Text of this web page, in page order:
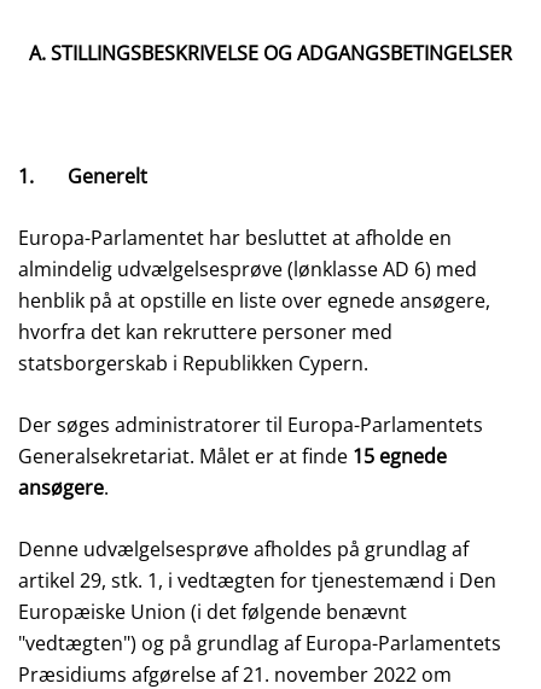
A. STILLINGSBESKRIVELSE OG ADGANGSBETINGELSER
1. Generelt
Europa-Parlamentet har besluttet at afholde en
almindelig udvælgelsesprøve (lønklasse AD 6) med
henblik på at opstille en liste over egnede ansøgere,
hvorfra det kan rekruttere personer med
statsborgerskab i Republikken Cypern.
Der søges administratorer til Europa-Parlamentets
Generalsekretariat. Målet er at finde 15 egnede
ansøgere.
Denne udvælgelsesprøve afholdes på grundlag af
artikel 29, stk. 1, i vedtægten for tjenestemænd i Den
Europæiske Union (i det følgende benævnt
"vedtægten") og på grundlag af Europa-Parlamentets
Præsidiums afgørelse af 21. november 2022 om